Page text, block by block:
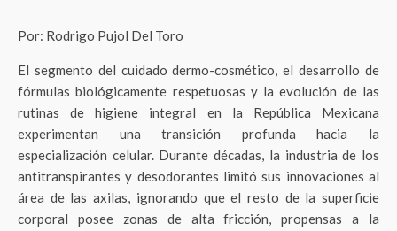
Por: Rodrigo Pujol Del Toro
El segmento del cuidado dermo-cosmético, el desarrollo de
fórmulas biológicamente respetuosas y la evolución de las
rutinas de higiene integral en la República Mexicana
experimentan una transición profunda hacia la
especialización celular. Durante décadas, la industria de los
antitranspirantes y desodorantes limitó sus innovaciones al
área de las axilas, ignorando que el resto de la superficie
corporal posee zonas de alta fricción, propensas a la